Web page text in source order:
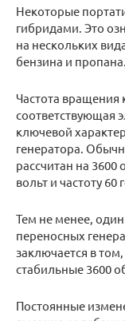
Некоторые
гибридами. Это
на нескольких
бензина и пропана.
Частота вращения
соответствующая
ключевой
генератора.
рассчитан на
вольт и частоту 60
Тем не менее,
переносных
заключается в
стабильные 3600
Постоянные